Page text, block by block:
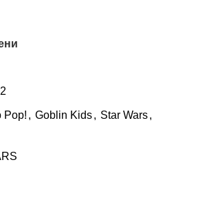
Pop! , Goblin Kids, Star Wars,